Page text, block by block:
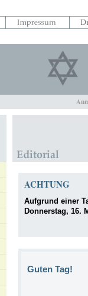
ACHTUNG
Aufgrund einer
Donnerstag, 16.
Guten Tag!